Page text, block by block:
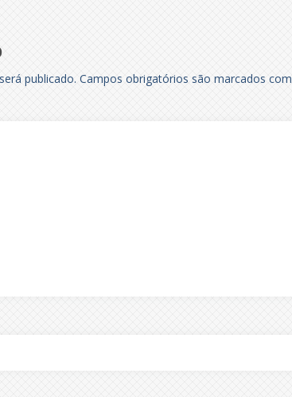
publicado. Campos obrigatórios são marcados com